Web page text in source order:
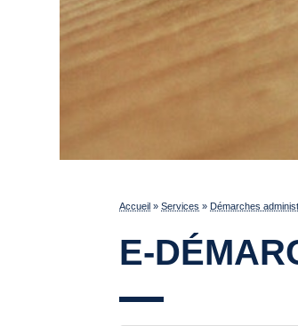
Accueil »Services » Démarches
E-